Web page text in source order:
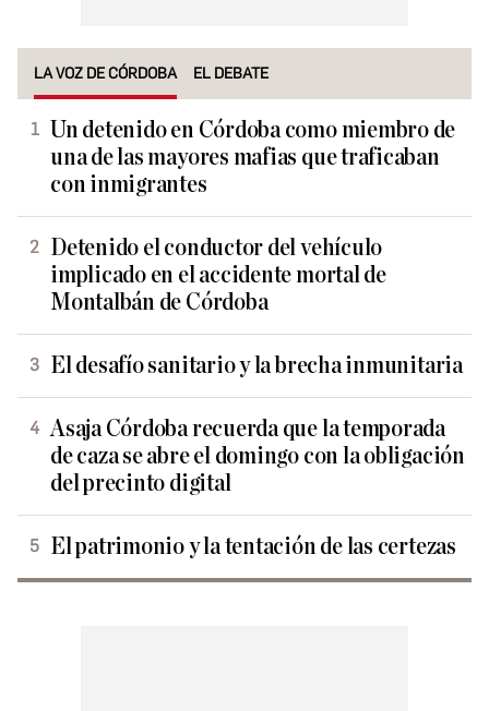
LA VOZ DE CÓRDOBA EL DEBATE
Un detenido en Córdoba como miembro de
una de las mayores mafias que traficaban
con inmigrantes
Detenido el conductor del vehículo
implicado en el accidente mortal de
Montalbán de Córdoba
El desafío sanitario y la brecha inmunitaria
Asaja Córdoba recuerda que la temporada
de caza se abre el domingo con la obligación
del precinto digital
El patrimonio y la tentación de las certezas